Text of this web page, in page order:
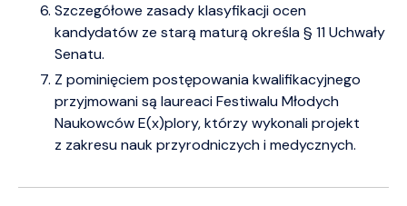
Szczegółowe zasady klasyfikacji ocen
kandydatów ze starą maturą określa § 11 Uchwały
Senatu.
Z pominięciem postępowania kwalifikacyjnego
przyjmowani są laureaci Festiwalu Młodych
Naukowców E(x)plory, którzy wykonali projekt
z zakresu nauk przyrodniczych i medycznych.